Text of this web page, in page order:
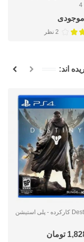
موجودی
2 نظر
اند:
بازی Destiny کارکرده - پلی استیشن
تومان